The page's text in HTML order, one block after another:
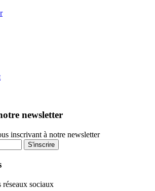
newsletter
inscrivant à notre newsletter
S'inscrire
réseaux sociaux